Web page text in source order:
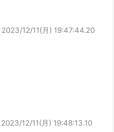
2023/12/11(月) 19:47:44.20
2023/12/11(月) 19:48:13.10